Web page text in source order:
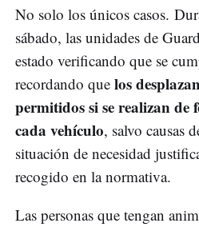
No solo los únicos casos.
sábado, las unidades de
estado verificando que se
recordando que los
permitidos si se realizan
cada vehículo, salvo causas
situación de necesidad
recogido en la normativa.
Las personas que tengan